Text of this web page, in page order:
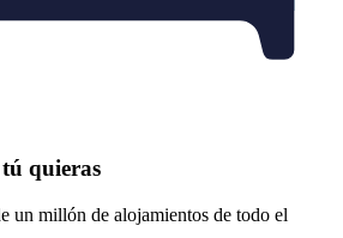
quieras
un millón de alojamientos de todo el